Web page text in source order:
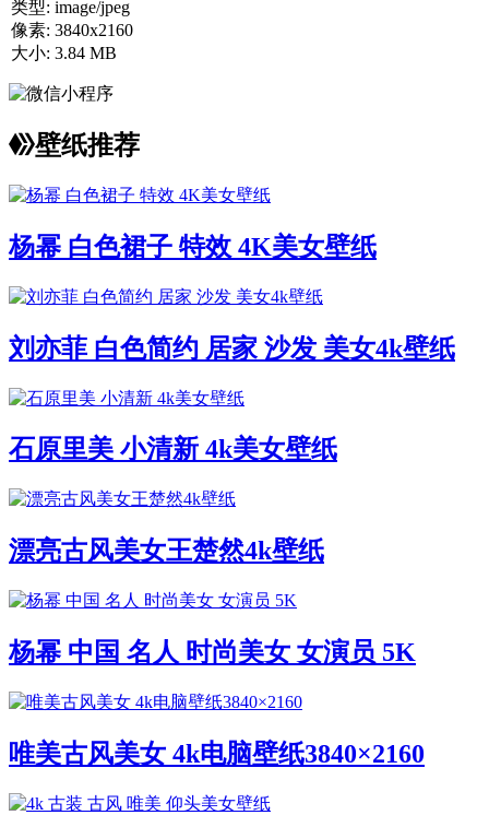
类型: image/jpeg
像素: 3840x2160
大小: 3.84 MB
壁纸推荐
杨幂 白色裙子 特效 4K美女壁纸
刘亦菲 白色简约 居家 沙发 美女4k壁纸
石原里美 小清新 4k美女壁纸
漂亮古风美女王楚然4k壁纸
杨幂 中国 名人 时尚美女 女演员 5K
唯美古风美女 4k电脑壁纸3840×2160